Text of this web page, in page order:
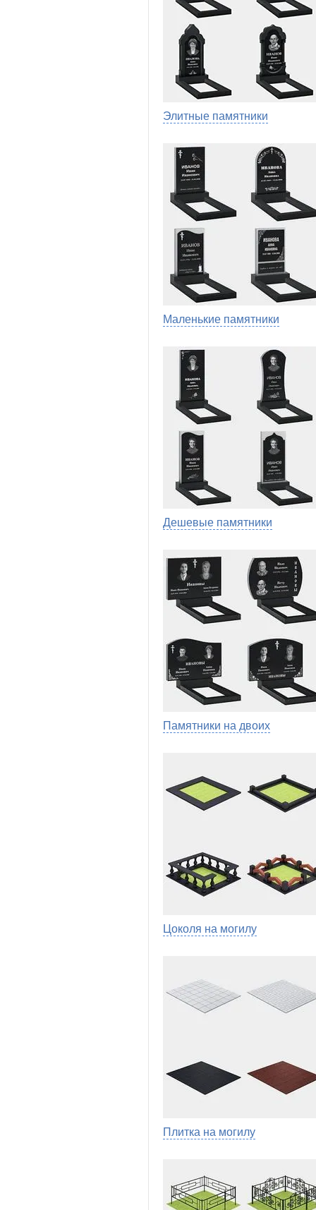
Элитные памятники
Маленькие памятники
Дешевые памятники
Памятники на двоих
Цоколя на могилу
Плитка на могилу